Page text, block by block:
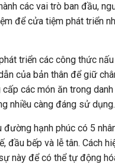
các vai trò ban đầu,
để cửa tiệm phát triển
triển các công thức
của bản thân để giữ
các món ăn trong
nhiều càng đáng sử dụng.
đường hạnh phúc có 5
đầu bếp và lễ tân. Cách
này để có thể tự động